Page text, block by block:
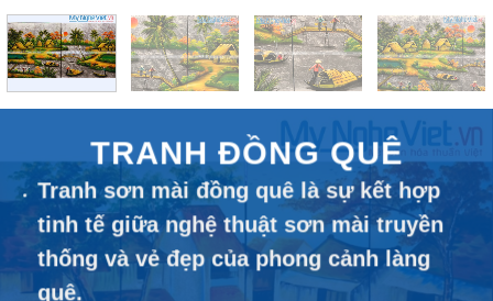
TRANH ĐỒNG QUÊ
Tranh sơn mài đồng quê là sự kết hợp
tinh tế giữa nghệ thuật sơn mài truyền
thống và vẻ đẹp của phong cảnh làng
quê.